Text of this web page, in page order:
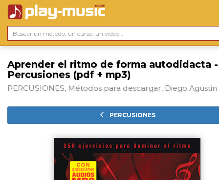
Aprender el ritmo de forma autodidacta -
Percusiones (pdf + mp3)
PERCUSIONES, Métodos para descargar, Diego Agustin
PERCUSIONES